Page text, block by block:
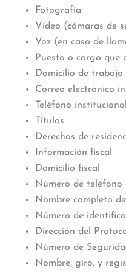
Fotografía
Vídeo (cámaras de
Voz (en caso de
Puesto o cargo que
Domicilio de trabajo
Correo electrónico
Teléfono institucional
Títulos
Derechos de
Información fiscal
Domicilio fiscal
Número de
Nombre completo
Número de
Dirección del
Número de
Nombre, giro, y